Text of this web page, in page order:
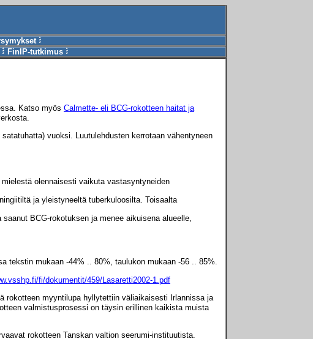
FinIP-tutkimus
Katso myös Calmette- eli BCG-rokotteen haitat ja
vuoksi. Luutulehdusten kerrotaan vähentyneen
olennaisesti vaikuta vastasyntyneiden
ja yleistyneeltä tuberkuloosilta. Toisaalta
BCG-rokotuksen ja menee aikuisena alueelle,
tekstin mukaan -44% .. 80%, taulukon mukaan -56 .. 85%.
fi/dokumentit/459/Lasaretti2002-1.pdf
rokotteen myyntilupa hyllytettiin väliaikaisesti Irlannissa ja
valmistusprosessi on täysin erillinen kaikista muista
rokotteen Tanskan valtion seerumi-instituutista.